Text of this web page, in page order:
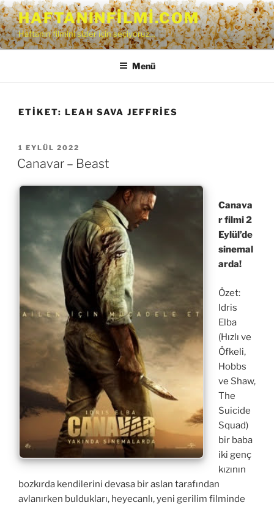
İçeriğe
geç HAFTANINFILMI.COM
Haftanın filmini sizler için seçiyoruz…
Menü
ETIKET: LEAH SAVA JEFFRIES
YAYIM
TARIHI
1 EYLÜL 2022
Canavar – Beast
Canava
r filmi 2
Eylül’de
sinemal
arda!
Özet:
Idris
Elba
(Hızlı ve
Öfkeli,
Hobbs
ve Shaw,
The
Suicide
Squad)
bir baba
iki genç
kızının
bozkırda kendilerini devasa bir aslan tarafından
avlanırken buldukları, heyecanlı, yeni gerilim filminde